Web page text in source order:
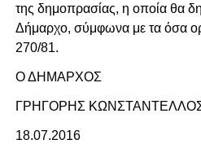
της δημοπρασίας, η οποία θα
Δήμαρχο, σύμφωνα με τα όσα
270/81.
Ο ΔΗΜΑΡΧΟΣ
ΓΡΗΓΟΡΗΣ
18.07.2016